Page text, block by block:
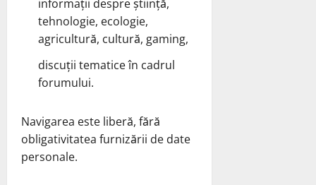
informații despre știință,
tehnologie, ecologie,
agricultură, cultură, gaming,
discuții tematice în cadrul
forumului.
Navigarea este liberă, fără
obligativitatea furnizării de date
personale.